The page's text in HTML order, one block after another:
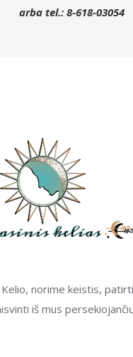
arba tel.: 8-618-03054
norime keistis,
iš mus